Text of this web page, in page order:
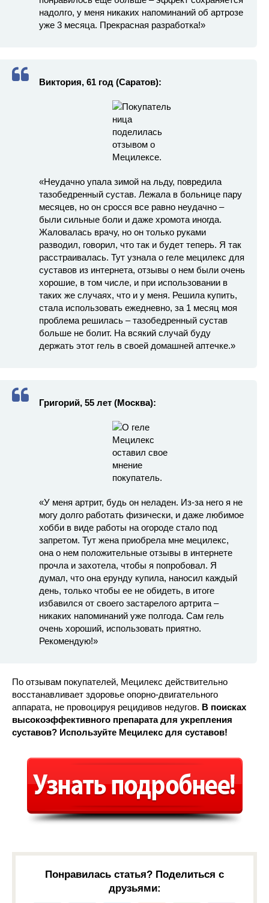
надолго, у меня никаких напоминаний об артрозе
уже 3 месяца. Прекрасная разработка!»
Виктория, 61 год (Саратов):
«Неудачно упала зимой на льду, повредила
тазобедренный сустав. Лежала в больнице пару
месяцев, но он сросся все равно неудачно –
были сильные боли и даже хромота иногда.
Жаловалась врачу, но он только руками
разводил, говорил, что так и будет теперь. Я так
расстраивалась. Тут узнала о геле мецилекс для
суставов из интернета, отзывы о нем были очень
хорошие, в том числе, и при использовании в
таких же случаях, что и у меня. Решила купить,
стала использовать ежедневно, за 1 месяц моя
проблема решилась – тазобедренный сустав
больше не болит. На всякий случай буду
держать этот гель в своей домашней аптечке.»
Григорий, 55 лет (Москва):
«У меня артрит, будь он неладен. Из-за него я не
могу долго работать физически, и даже любимое
хобби в виде работы на огороде стало под
запретом. Тут жена приобрела мне мецилекс,
она о нем положительные отзывы в интернете
прочла и захотела, чтобы я попробовал. Я
думал, что она ерунду купила, наносил каждый
день, только чтобы ее не обидеть, в итоге
избавился от своего застарелого артрита –
никаких напоминаний уже полгода. Сам гель
очень хороший, использовать приятно.
Рекомендую!»
По отзывам покупателей, Мецилекс действительно
восстанавливает здоровье опорно-двигательного
аппарата, не провоцируя рецидивов недугов. В поисках
высокоэффективного препарата для укрепления
суставов? Используйте Мецилекс для суставов!
Понравилась статья? Поделиться с
друзьями: